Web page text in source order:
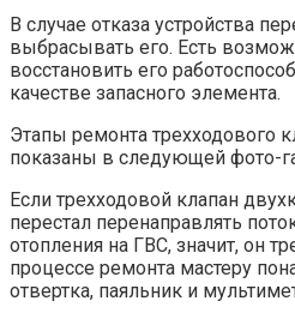
В случае отказа устройства
выбрасывать его. Есть
восстановить его
качестве запасного элемента.
Этапы ремонта трехходового
показаны в следующей фото-
Если трехходовой клапан
перестал перенаправлять
отопления на ГВС, значит, он
процессе ремонта мастеру
отвертка, паяльник и